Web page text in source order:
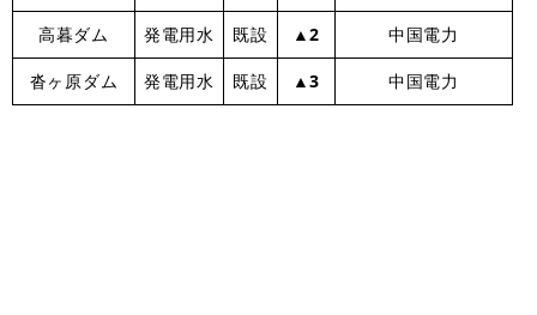
高暮ダム 発電用水 既設 ▲2 中国電力
沓ヶ原ダム 発電用水 既設 ▲3 中国電力